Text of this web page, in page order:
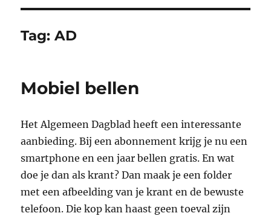
Tag:AD
Mobiel bellen
Het Algemeen Dagblad heeft een interessante
aanbieding. Bij een abonnement krijg je nu een
smartphone en een jaar bellen gratis. En wat
doe je dan als krant? Dan maak je een folder
met een afbeelding van je krant en de bewuste
telefoon. Die kop kan haast geen toeval zijn